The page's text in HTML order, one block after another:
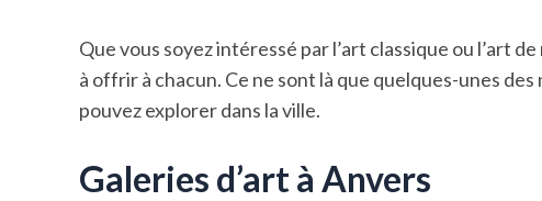
Que vous soyez intéressé par l’art classique ou l’art
à offrir à chacun. Ce ne sont là que quelques-unes
pouvez explorer dans la ville.
Galeries d’art à Anvers